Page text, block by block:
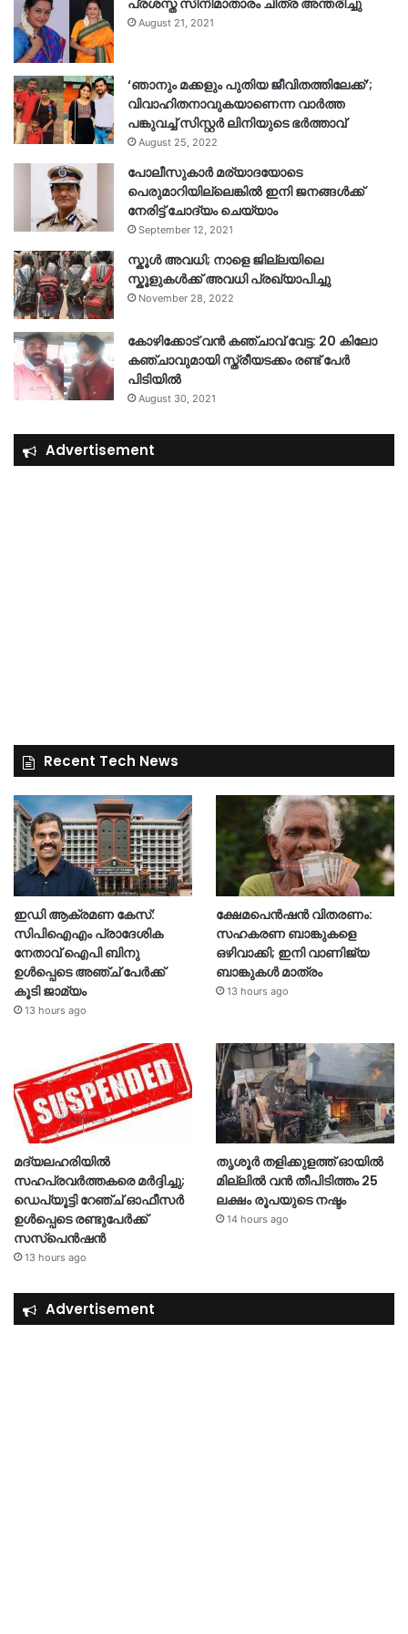
August 21, 2021
‘ഞാനും മക്കളും പുതിയ ജീവിതത്തിലേക്ക്’;
വിവാഹിതനാവുകയാണെന്ന വാർത്ത
പങ്കുവച്ച് സിസ്റ്റർ ലിനിയുടെ ഭർത്താവ്
August 25, 2022
പോലീസുകാര്‍ മര്യാദയോടെ
പെരുമാറിയില്ലെങ്കില്‍ ഇനി ജനങ്ങള്‍ക്ക്
നേരിട്ട് ചോദ്യം ചെയ്യാം
September 12, 2021
സ്കൂൾ അവധി; നാളെ ജില്ലയിലെ
സ്കൂളുകൾക്ക് അവധി പ്രഖ്യാപിച്ചു
November 28, 2022
കോഴിക്കോട് വൻ കഞ്ചാവ് വേട്ട: 20 കിലോ
കഞ്ചാവുമായി സ്ത്രീയടക്കം രണ്ട് പേർ
പിടിയിൽ
August 30, 2021
Advertisement
Recent Tech News
ഇഡി ആക്രമണ കേസ്:
സിപിഐഎം പ്രാദേശിക
നേതാവ് ഐപി ബിനു
ഉൾപ്പെടെ അഞ്ച് പേർക്ക്
കൂടി ജാമ്യം
13 hours ago
ക്ഷേമപെൻഷൻ വിതരണം:
സഹകരണ ബാങ്കുകളെ
ഒഴിവാക്കി; ഇനി വാണിജ്യ
ബാങ്കുകൾ മാത്രം
13 hours ago
മദ്യലഹരിയിൽ
സഹപ്രവർത്തകരെ മർദ്ദിച്ചു;
ഡെപ്യൂട്ടി റേഞ്ച് ഓഫീസർ
ഉൾപ്പെടെ രണ്ടുപേർക്ക്
സസ്‌പെൻഷൻ
13 hours ago
തൃശൂര്‍ തളിക്കുളത്ത് ഓയില്‍
മില്ലില്‍ വൻ തീപിടിത്തം 25
ലക്ഷം രൂപയുടെ നഷ്ടം
14 hours ago
Advertisement